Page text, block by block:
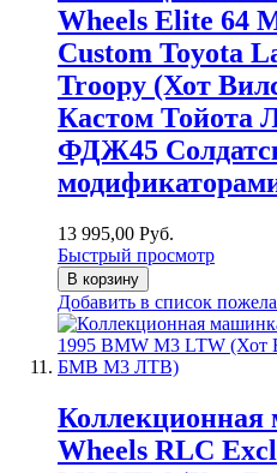
Wheels Elite 64
Custom Toyota
Troopy (Хот
Кастом Тойота
ФДЖ45
13 995,00 Руб.
Быстрый просмотр
В корзину
Добавить в список
Wheels RLC